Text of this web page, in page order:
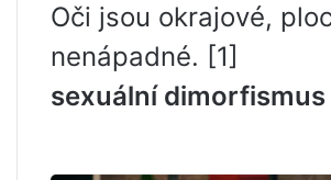
Oči jsou okrajové,
nenápadné. [1]
sexuální dimorfismus